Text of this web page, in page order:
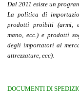
Dal 2011 esiste un
La politica di
prodotti proibiti (armi,
mano, ecc.) e prodotti
degli importatori al
attrezzature, ecc).
DOCUMENTI DI